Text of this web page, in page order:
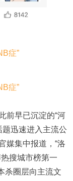
前早已沉淀的“河
题迅速进入主流公
媒集中报道，“洛
搜城市榜第一
杀圈层向主流文